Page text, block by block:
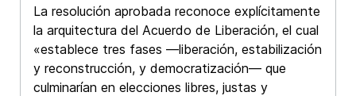
La resolución aprobada reconoce explícitamente
la arquitectura del Acuerdo de Liberación, el cual
«establece tres fases —liberación, estabilización
y reconstrucción, y democratización— que
culminarían en elecciones libres, justas y